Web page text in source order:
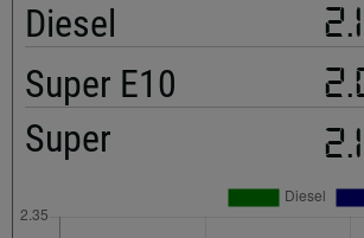
Diesel
Super E10
Super